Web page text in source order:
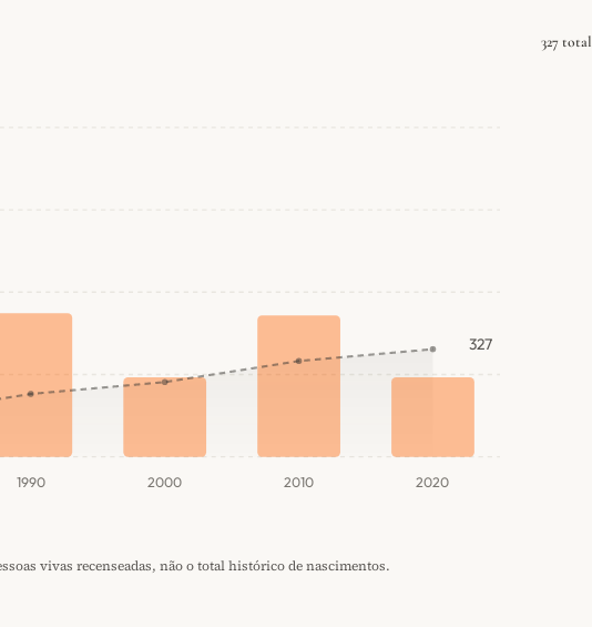
327 total
1990 2000 2010 2020
327
vivas recenseadas, não o total histórico de nascimentos.